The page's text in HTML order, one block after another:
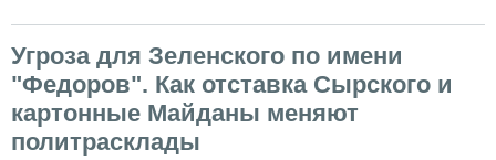
Угроза для Зеленского по имени
"Федоров". Как отставка Сырского и
картонные Майданы меняют
политрасклады